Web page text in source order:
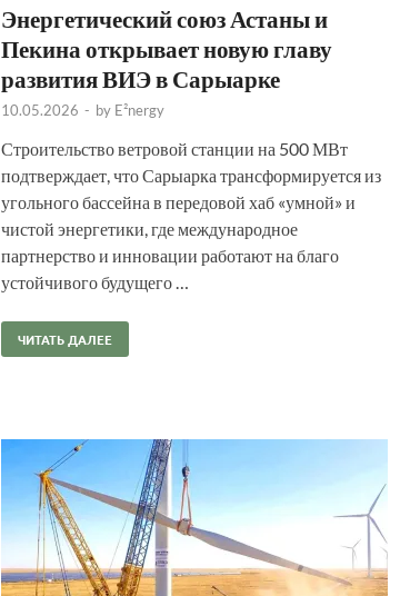
Энергетический союз Астаны и
Пекина открывает новую главу
развития ВИЭ в Сарыарке
10.05.2026 - by E²nergy
Строительство ветровой станции на 500 МВт
подтверждает, что Сарыарка трансформируется из
угольного бассейна в передовой хаб «умной» и
чистой энергетики, где международное
партнерство и инновации работают на благо
устойчивого будущего …
ЧИТАТЬ ДАЛЕЕ